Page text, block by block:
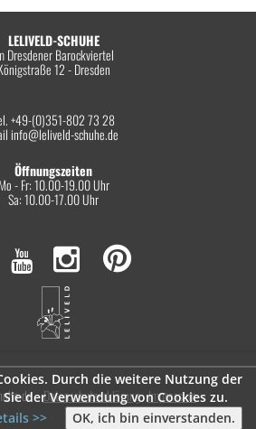
Durch die weitere Nutzung der
der Verwendung von Cookies zu.
>>
OK, ich bin einverstanden.
LELIVELD-SCHUHE
Dresdener Barockviertel
12 - Dresden
+49-(0)351-802 73 28
info@leliveld-schuhe.de
Öffnungszeiten
Mo - Fr: 10.00-19.00 Uhr
Sa: 10.00-17.00 Uhr
Datenschutzerklärung Impressum